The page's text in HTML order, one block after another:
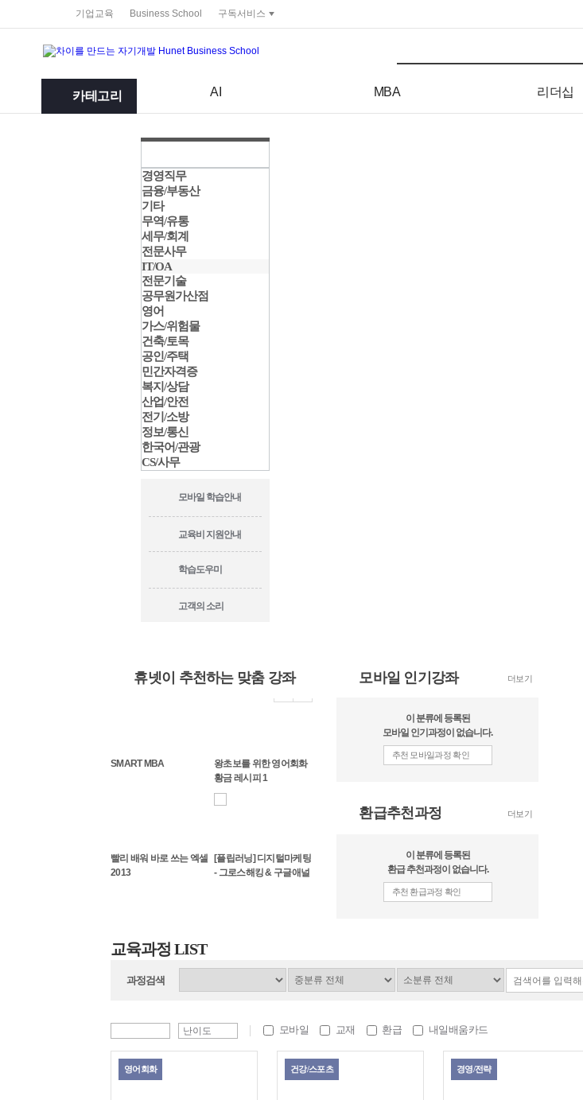
기업교육 Business School 구독서비스
카테고리 AI MBA 리더십
경영직무
금융/부동산
기타
무역/유통
세무/회계
전문사무
IT/OA
전문기술
공무원가산점
영어
가스/위험물
건축/토목
공인/주택
민간자격증
복지/상담
산업/안전
전기/소방
정보/통신
한국어/관광
CS/사무
모바일 학습안내
교육비 지원안내
학습도우미
고객의 소리
휴넷이 추천하는 맞춤 강좌
SMART MBA
빨리 배워 바로 쓰는 엑셀
2013
왕초보를 위한 영어회화
황금 레시피 1
[플립러닝] 디지털마케팅
- 그로스해킹 & 구글애널
모바일 인기강좌 더보기
이 분류에 등록된
모바일 인기과정이 없습니다.
추천 모바일과정 확인
환급추천과정 더보기
이 분류에 등록된
환급 추천과정이 없습니다.
추천 환급과정 확인
교육과정 LIST
과정검색
모바일 교재 환급 내일배움카드
영어회화 건강/스포츠 경영/전략